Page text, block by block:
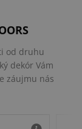
od druhu
dekór Vám
záujmu nás